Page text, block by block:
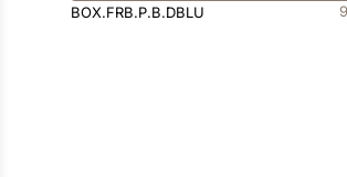
BOX.FRB.P.B.DBLU